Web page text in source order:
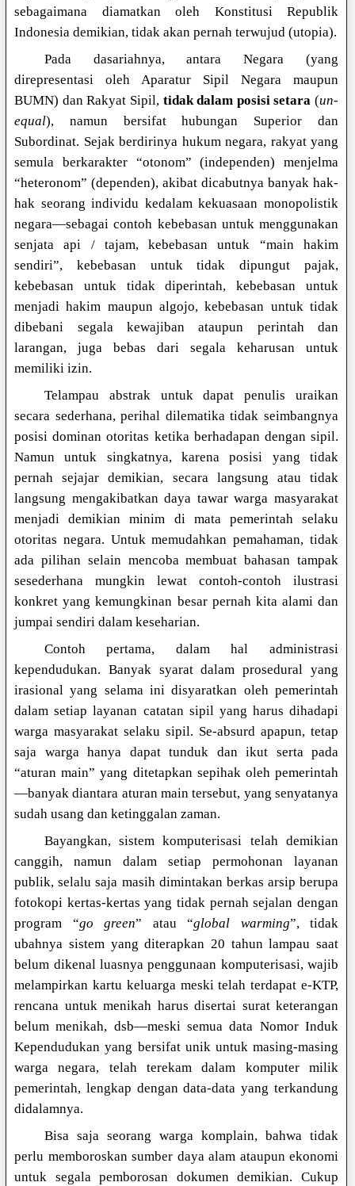
sebagaimana diamatkan oleh Konstitusi Republik
Indonesia demikian, tidak akan pernah terwujud (utopia).
Pada dasariahnya, antara Negara (yang
direpresentasi oleh Aparatur Sipil Negara maupun
BUMN) dan Rakyat Sipil, tidak dalam posisi setara (un-
equal), namun bersifat hubungan Superior dan
Subordinat. Sejak berdirinya hukum negara, rakyat yang
semula berkarakter “otonom” (independen) menjelma
“heteronom” (dependen), akibat dicabutnya banyak hak-
hak seorang individu kedalam kekuasaan monopolistik
negara—sebagai contoh kebebasan untuk menggunakan
senjata api / tajam, kebebasan untuk “main hakim
sendiri”, kebebasan untuk tidak dipungut pajak,
kebebasan untuk tidak diperintah, kebebasan untuk
menjadi hakim maupun algojo, kebebasan untuk tidak
dibebani segala kewajiban ataupun perintah dan
larangan, juga bebas dari segala keharusan untuk
memiliki izin.
Telampau abstrak untuk dapat penulis uraikan
secara sederhana, perihal dilematika tidak seimbangnya
posisi dominan otoritas ketika berhadapan dengan sipil.
Namun untuk singkatnya, karena posisi yang tidak
pernah sejajar demikian, secara langsung atau tidak
langsung mengakibatkan daya tawar warga masyarakat
menjadi demikian minim di mata pemerintah selaku
otoritas negara. Untuk memudahkan pemahaman, tidak
ada pilihan selain mencoba membuat bahasan tampak
sesederhana mungkin lewat contoh-contoh ilustrasi
konkret yang kemungkinan besar pernah kita alami dan
jumpai sendiri dalam keseharian.
Contoh pertama, dalam hal administrasi
kependudukan. Banyak syarat dalam prosedural yang
irasional yang selama ini disyaratkan oleh pemerintah
dalam setiap layanan catatan sipil yang harus dihadapi
warga masyarakat selaku sipil. Se-absurd apapun, tetap
saja warga hanya dapat tunduk dan ikut serta pada
“aturan main” yang ditetapkan sepihak oleh pemerintah
—banyak diantara aturan main tersebut, yang senyatanya
sudah usang dan ketinggalan zaman.
Bayangkan, sistem komputerisasi telah demikian
canggih, namun dalam setiap permohonan layanan
publik, selalu saja masih dimintakan berkas arsip berupa
fotokopi kertas-kertas yang tidak pernah sejalan dengan
program “go green” atau “global warming”, tidak
ubahnya sistem yang diterapkan 20 tahun lampau saat
belum dikenal luasnya penggunaan komputerisasi, wajib
melampirkan kartu keluarga meski telah terdapat e-KTP,
rencana untuk menikah harus disertai surat keterangan
belum menikah, dsb—meski semua data Nomor Induk
Kependudukan yang bersifat unik untuk masing-masing
warga negara, telah terekam dalam komputer milik
pemerintah, lengkap dengan data-data yang terkandung
didalamnya.
Bisa saja seorang warga komplain, bahwa tidak
perlu memboroskan sumber daya alam ataupun ekonomi
untuk segala pemborosan dokumen demikian. Cukup